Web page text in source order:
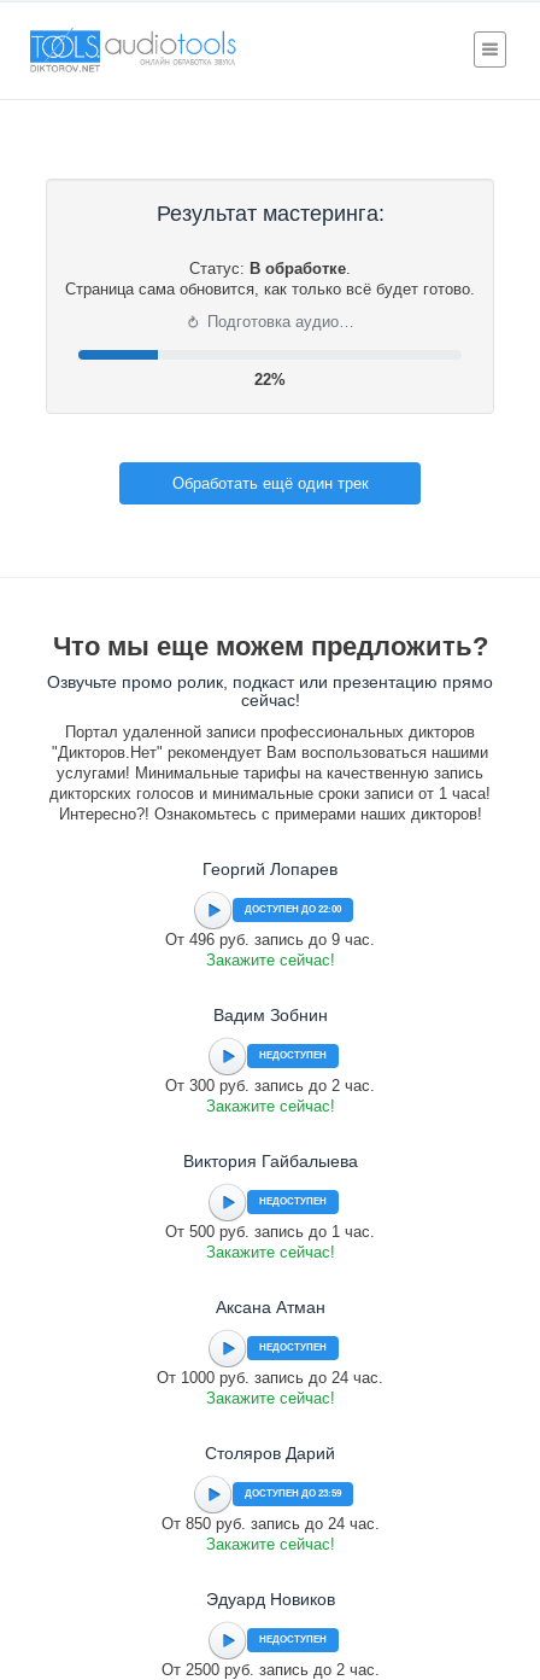
Результат мастеринга:
Статус: В обработке.
Страница сама обновится, как только всё будет готово.
⟳ Подготовка аудио…
22%
Обработать ещё один трек
Что мы еще можем предложить?
Озвучьте промо ролик, подкаст или презентацию прямо
сейчас!
Портал удаленной записи профессиональных дикторов
"Дикторов.Нет" рекомендует Вам воспользоваться нашими
услугами! Минимальные тарифы на качественную запись
дикторских голосов и минимальные сроки записи от 1 часа!
Интересно?! Ознакомьтесь с примерами наших дикторов!
Георгий Лопарев
ДОСТУПЕН ДО 22:00
От 496 руб. запись до 9 час.
Закажите сейчас!
Вадим Зобнин
НЕДОСТУПЕН
От 300 руб. запись до 2 час.
Закажите сейчас!
Виктория Гайбалыева
НЕДОСТУПЕН
От 500 руб. запись до 1 час.
Закажите сейчас!
Аксана Атман
НЕДОСТУПЕН
От 1000 руб. запись до 24 час.
Закажите сейчас!
Столяров Дарий
ДОСТУПЕН ДО 23:59
От 850 руб. запись до 24 час.
Закажите сейчас!
Эдуард Новиков
НЕДОСТУПЕН
От 2500 руб. запись до 2 час.